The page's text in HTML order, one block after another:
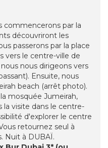
commencerons par la
découvriront les
passerons par la place
vers le centre-ville de
nous dirigeons vers
Ensuite, nous
beach (arrêt photo).
mosquée Jumeirah,
la visite dans le centre-
d'explorer le centre
retournez seul à
Nuit à DUBAÏ.